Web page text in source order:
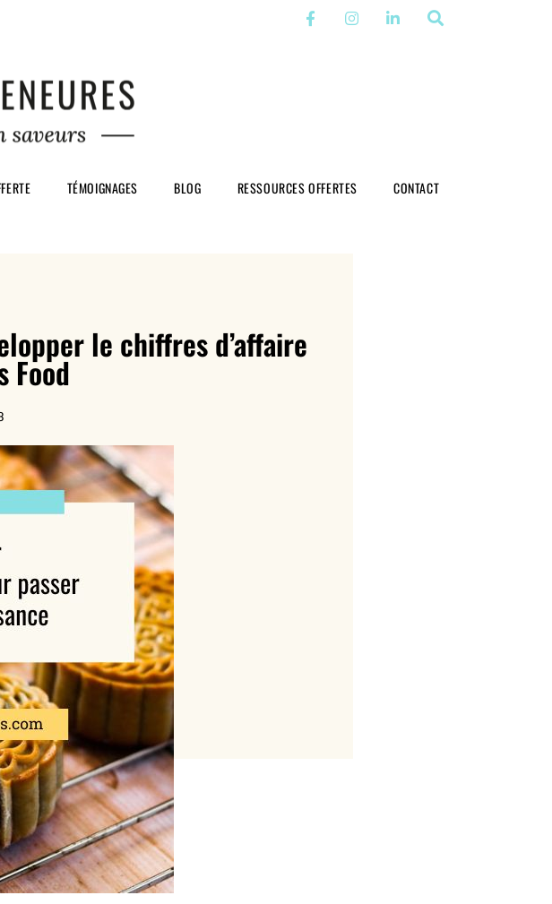
TÉMOIGNAGES BLOG RESSOURCES OFFERTES CONTACT
le chiffres d’affaire
Food